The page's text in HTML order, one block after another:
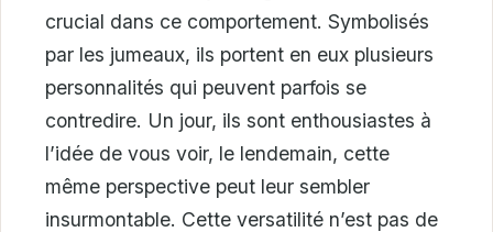
crucial dans ce comportement. Symbolisés
par les jumeaux, ils portent en eux plusieurs
personnalités qui peuvent parfois se
contredire. Un jour, ils sont enthousiastes à
l’idée de vous voir, le lendemain, cette
même perspective peut leur sembler
insurmontable. Cette versatilité n’est pas de